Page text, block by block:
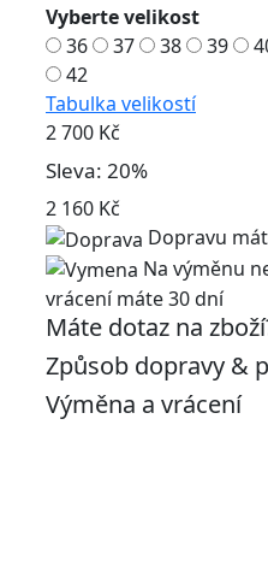
Vyberte velikost
36
37 38 39
42
Tabulka velikostí
2 700 Kč
Sleva: 20%
2 160 Kč
Dopravu
Na výměnu
vrácení máte 30 dní
Máte dotaz na
Způsob dopravy &
Výměna a vrácení